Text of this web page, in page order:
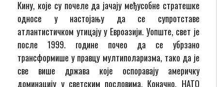
Кину, које су почеле да јачају међусобне стратешке
односе у настојању да се супротставе
атлантистичком утицају у Евроазији. Уопште, свет је
после 1999. године почео да се убрзано
трансформише у правцу мултиполаризма, тако да је
све више држава које оспоравају америчку
доминацију у светским пословима. Коначно, НАТО